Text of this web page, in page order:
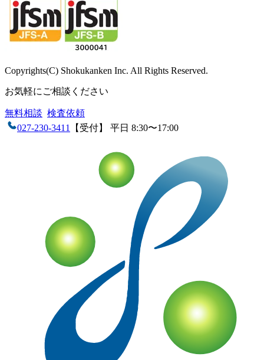
Copyrights(C) Shokukanken Inc. All Rights Reserved.
お気軽にご相談ください
無料相談 検査依頼
027-230-3411
【受付】 平日 8:30〜17:00